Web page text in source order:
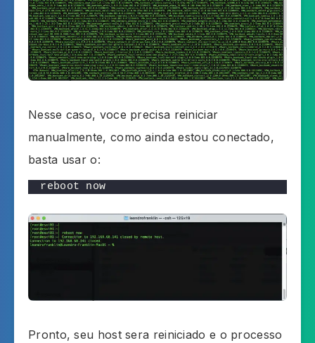
Nesse caso, voce precisa reiniciar
manualmente, como ainda estou conectado,
basta usar o:
reboot now
Pronto, seu host sera reiniciado e o processo